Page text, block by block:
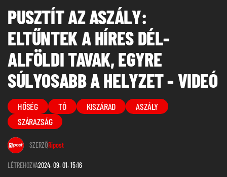
PUSZTÍT AZ ASZÁLY:
ELTŰNTEK A HÍRES DÉL-
ALFÖLDI TAVAK, EGYRE
SÚLYOSABB A HELYZET - VIDEÓ
HŐSÉG TÓ KISZÁRAD
ASZÁLY
SZÁRAZSÁG
SZERZŐRipost
LÉTREHOZVA2024. 09. 01. 15:16